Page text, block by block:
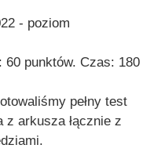
- poziom
60 punktów. Czas: 180
pełny test
arkusza łącznie z